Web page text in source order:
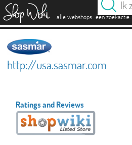
alle webshops. één zoekactie.
http://usa.sasmar.com
Ratings and Reviews